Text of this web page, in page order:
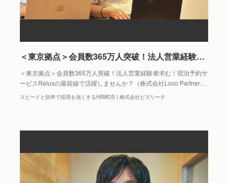
＜東京拠点＞会員数365万人突破！法人営業経験者求む！宿泊予約サービスReluxの最前線で活躍しませんか？ | 株式会社Loco Partners
＜東京拠点＞会員数365万人突破！法人営業経験者求む！宿泊予約サ
ービスReluxの最前線で活躍しませんか？（株式会社Loco Partner…
スピードと効率で採用を強くするHRMOS | 株式会社ビズリーチ